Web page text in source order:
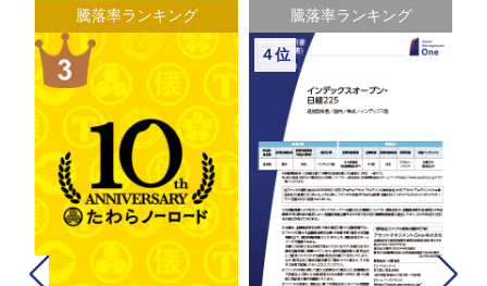
騰落率ランキング 騰落率ランキング
４位